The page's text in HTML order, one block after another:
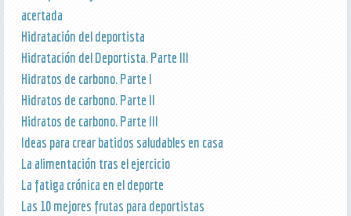
acertada
Hidratación del deportista
Hidratación del Deportista. Parte III
Hidratos de carbono. Parte I
Hidratos de carbono. Parte II
Hidratos de carbono. Parte III
Ideas para crear batidos saludables en casa
La alimentación tras el ejercicio
La fatiga crónica en el deporte
Las 10 mejores frutas para deportistas